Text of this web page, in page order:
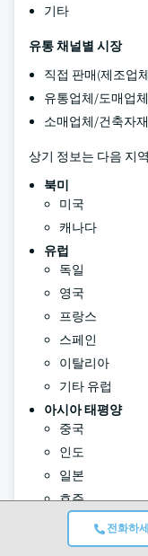
전화하
기타
유통 채널별 시장
직접 판매(제조업
유통업체/도매업체
소매업체/건축자
상기 정보는 다음 지
북미
미국
캐나다
유럽
독일
영국
프랑스
스페인
이탈리아
기타 유럽
아시아 태평양
중국
인도
일본
호주
대한민국
기타 아시아 태